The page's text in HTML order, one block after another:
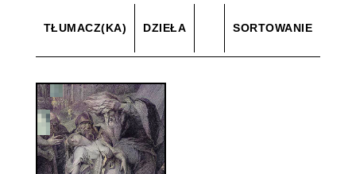
TŁUMACZ(KA) DZIEŁA SORTOWANIE